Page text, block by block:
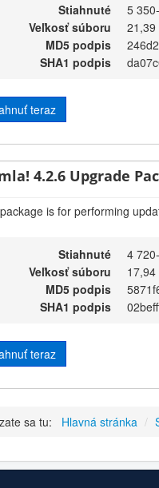
Stiahnuté
5
Veľkosť súboru
21,39
MD5 podpis
SHA1 podpis
teraz
4.2.6 Upgrade
is for performing
Stiahnuté
4
Veľkosť súboru
17,94
MD5 podpis
SHA1 podpis
teraz
sa tu: Hlavná stránka /